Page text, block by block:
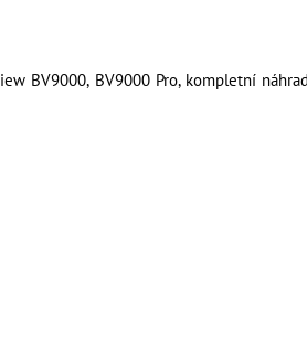
BV9000, BV9000 Pro, kompletní